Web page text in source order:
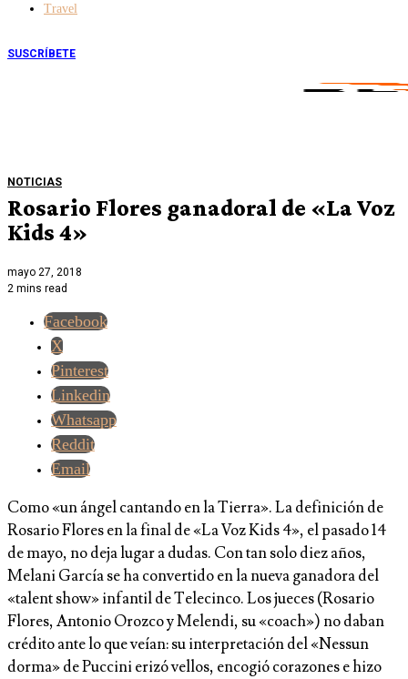
Travel
SUSCRÍBETE
NOTICIAS
Rosario Flores ganadoral de «La Voz
Kids 4»
mayo 27, 2018
2 mins read
Facebook
X
Pinterest
Linkedin
Whatsapp
Reddit
Email
Como «un ángel cantando en la Tierra». La definición de
Rosario Flores en la final de «La Voz Kids 4», el pasado 14
de mayo, no deja lugar a dudas. Con tan solo diez años,
Melani García se ha convertido en la nueva ganadora del
«talent show» infantil de Telecinco. Los jueces (Rosario
Flores, Antonio Orozco y Melendi, su «coach») no daban
crédito ante lo que veían: su interpretación del «Nessun
dorma» de Puccini erizó vellos, encogió corazones e hizo